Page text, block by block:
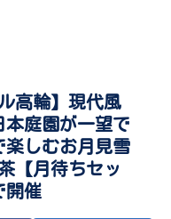
高輪】現代風
庭園が一望で
しむお月見雪
【月待ちセッ
開催